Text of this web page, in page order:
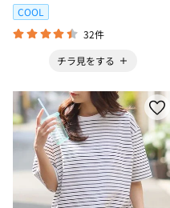
COOL
32件
チラ見をする